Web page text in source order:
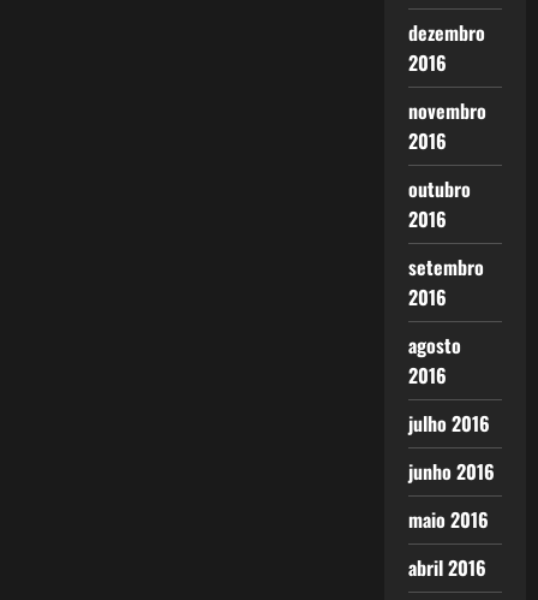
dezembro
2016
novembro
2016
outubro
2016
setembro
2016
agosto
2016
julho 2016
junho 2016
maio 2016
abril 2016